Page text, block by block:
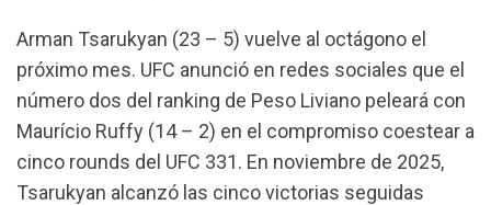
Arman Tsarukyan (23 – 5) vuelve al octágono el
próximo mes. UFC anunció en redes sociales que el
número dos del ranking de Peso Liviano peleará con
Maurício Ruffy (14 – 2) en el compromiso coestear a
cinco rounds del UFC 331. En noviembre de 2025,
Tsarukyan alcanzó las cinco victorias seguidas